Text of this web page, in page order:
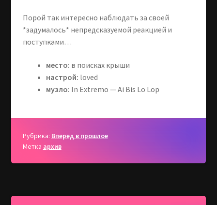
Порой так интересно наблюдать за своей
*задумалось* непредсказуемой реакцией и
поступками…
место: в поисках крыши
настрой: loved
музло: In Extremo — Ai Bis Lo Lop
Рубрика: Вперед в прошлое
Метка архив